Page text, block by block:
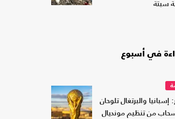
سبتة
في أسبوع
إسبانيا والبرتغال تلوحان
من تنظيم مونديال